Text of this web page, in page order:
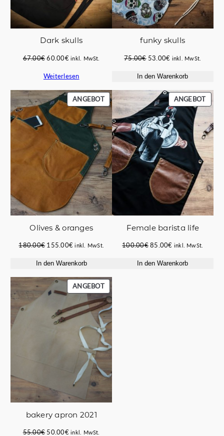
Dark skulls
67.00€Ursprünglicher
war:
60.00€Aktueller
ist:
inkl. MwSt.
Weiterlesen
funky skulls
75.00€ Ursprünglicher
war:
53.00€ Aktueller
ist:
inkl. MwSt.
In den Warenkorb
ANGEBOTPRODUKT
IM
ANGEBOT
Οlives & oranges
180.00€ Ursprünglicher
war:
155.00€Aktueller
ist:
inkl. MwSt.
In den Warenkorb
ANGEBOT
IM
Female barista life
100.00€Ursprünglicher
war:
85.00€ Aktueller
ist:
inkl. MwSt.
In den Warenkorb
ANGEBOTPRODUKT
IM
ANGEBOT
bakery apron 2021
55.00€ Ursprünglicher
50.00€Aktueller
inkl. MwSt.